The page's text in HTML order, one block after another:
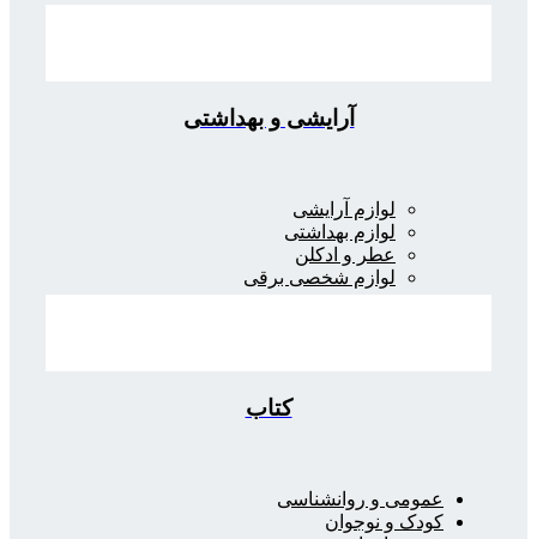
آرایشی و بهداشتی
لوازم آرایشی
لوازم بهداشتی
عطر و ادکلن
لوازم شخصی برقی
کتاب
عمومی و روانشناسی
کودک و نوجوان